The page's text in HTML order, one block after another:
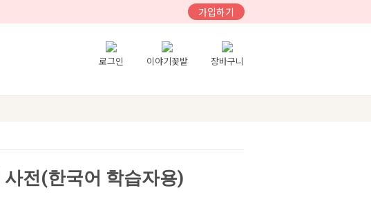
가입하기
로그인 이야기꽃밭 장바구니
사전(한국어 학습자용)